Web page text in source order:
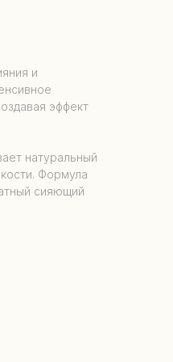
и
эффект
натуральный
Формула
сияющий